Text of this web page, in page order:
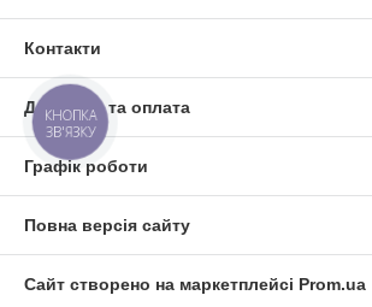
Контакти
Доставка та оплата
Графік роботи
Повна версія сайту
Сайт створено на маркетплейсі Prom.ua
КНОПКА
ЗВ'ЯЗКУ